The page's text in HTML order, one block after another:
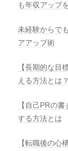
も年収アップ
未経験からで
アアップ術
【長期的な目
える方法とは？
【自己PRの
する方法とは
【転職後の心